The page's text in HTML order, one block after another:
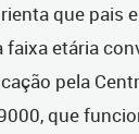
que pais
faixa etária
pela
que